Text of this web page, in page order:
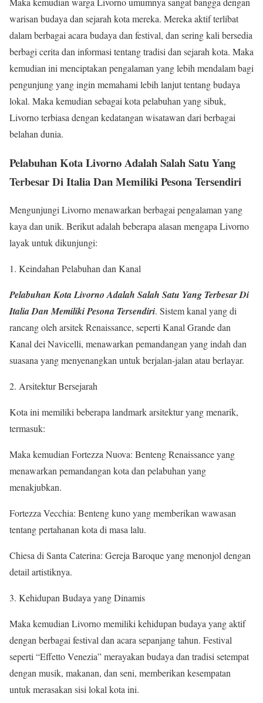
warisan budaya dan sejarah kota mereka. Mereka aktif terlibat
dalam berbagai acara budaya dan festival, dan sering kali bersedia
berbagi cerita dan informasi tentang tradisi dan sejarah kota. Maka
kemudian ini menciptakan pengalaman yang lebih mendalam bagi
pengunjung yang ingin memahami lebih lanjut tentang budaya
lokal. Maka kemudian sebagai kota pelabuhan yang sibuk,
Livorno terbiasa dengan kedatangan wisatawan dari berbagai
belahan dunia.
Pelabuhan Kota Livorno Adalah Salah Satu Yang
Terbesar Di Italia Dan Memiliki Pesona Tersendiri
Mengunjungi Livorno menawarkan berbagai pengalaman yang
kaya dan unik. Berikut adalah beberapa alasan mengapa Livorno
layak untuk dikunjungi:
1. Keindahan Pelabuhan dan Kanal
Pelabuhan Kota Livorno Adalah Salah Satu Yang Terbesar Di
Italia Dan Memiliki Pesona Tersendiri. Sistem kanal yang di
rancang oleh arsitek Renaissance, seperti Kanal Grande dan
Kanal dei Navicelli, menawarkan pemandangan yang indah dan
suasana yang menyenangkan untuk berjalan-jalan atau berlayar.
2. Arsitektur Bersejarah
Kota ini memiliki beberapa landmark arsitektur yang menarik,
termasuk:
Maka kemudian Fortezza Nuova: Benteng Renaissance yang
menawarkan pemandangan kota dan pelabuhan yang
menakjubkan.
Fortezza Vecchia: Benteng kuno yang memberikan wawasan
tentang pertahanan kota di masa lalu.
Chiesa di Santa Caterina: Gereja Baroque yang menonjol dengan
detail artistiknya.
3. Kehidupan Budaya yang Dinamis
Maka kemudian Livorno memiliki kehidupan budaya yang aktif
dengan berbagai festival dan acara sepanjang tahun. Festival
seperti “Effetto Venezia” merayakan budaya dan tradisi setempat
dengan musik, makanan, dan seni, memberikan kesempatan
untuk merasakan sisi lokal kota ini.